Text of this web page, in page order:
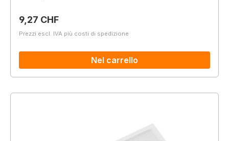
Prezzo normale:
9,27 CHF
Prezzi escl. IVA più costi di spedizione
Nel carrello